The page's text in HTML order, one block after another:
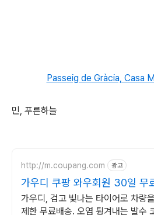
Passeig de Gràcia, Casa
민, 푸른하늘
http://m.coupang.com 광고
가우디 쿠팡 와우회원 30일 무
가우디, 검고 빛나는 타이어로 차량
제한 무료배송. 오염 튕겨내는 발수